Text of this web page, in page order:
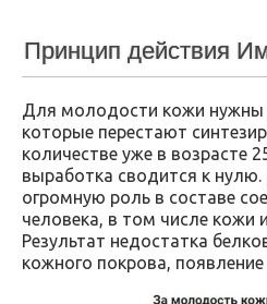
Принцип действия
Для молодости кожи нужны
которые перестают
количестве уже в возрасте
выработка сводится к
огромную роль в составе
человека, в том числе кожи
Результат недостатка
кожного покрова,